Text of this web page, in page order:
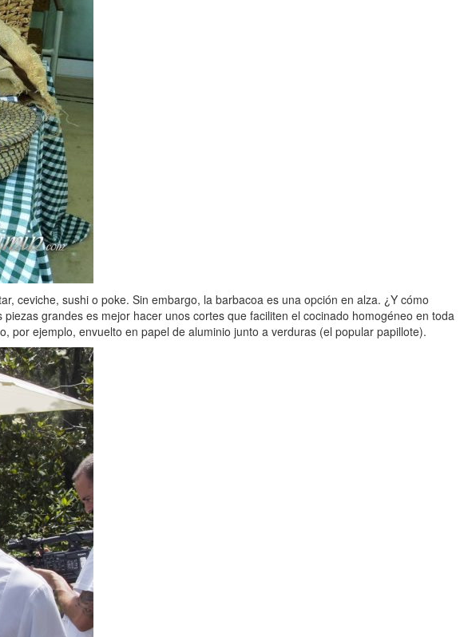
ceviche, sushi o poke. Sin embargo, la barbacoa es una opción en alza. ¿Y cómo
grandes es mejor hacer unos cortes que faciliten el cocinado homogéneo en toda
ejemplo, envuelto en papel de aluminio junto a verduras (el popular papillote).